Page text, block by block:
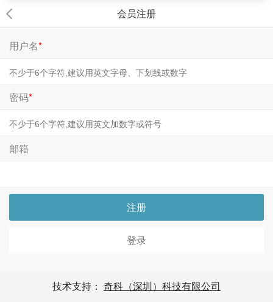
会员注册
用户名*
密码*
邮箱
注册
登录
技术支持： 奇科（深圳）科技有限公司